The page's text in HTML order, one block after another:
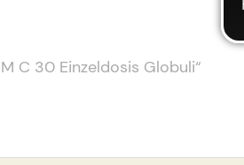
C 30 Einzeldosis Globuli“